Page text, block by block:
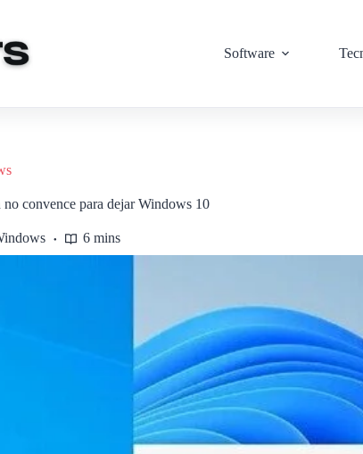
Software
convence para dejar Windows 10
6 mins